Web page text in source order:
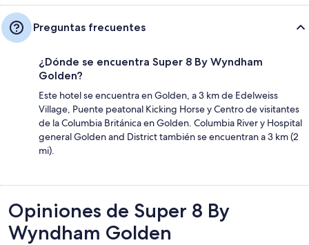
Preguntas frecuentes
¿Dónde se encuentra Super 8 By Wyndham
Golden?
Este hotel se encuentra en Golden, a 3 km de Edelweiss
Village, Puente peatonal Kicking Horse y Centro de visitantes
de la Columbia Británica en Golden. Columbia River y Hospital
general Golden and District también se encuentran a 3 km (2
mi).
Opiniones
Opiniones de Super 8 By
Wyndham Golden